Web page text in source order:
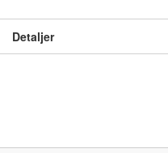
Detaljer